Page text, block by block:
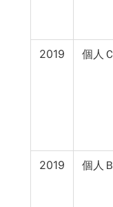
2019 個人Ｃ
2019 個人Ｂ